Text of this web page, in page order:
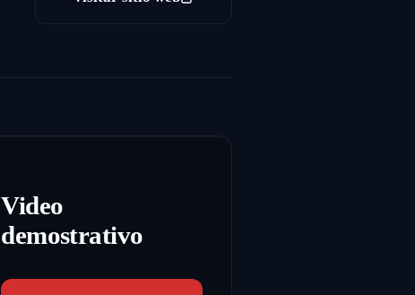
Video
demostrativo